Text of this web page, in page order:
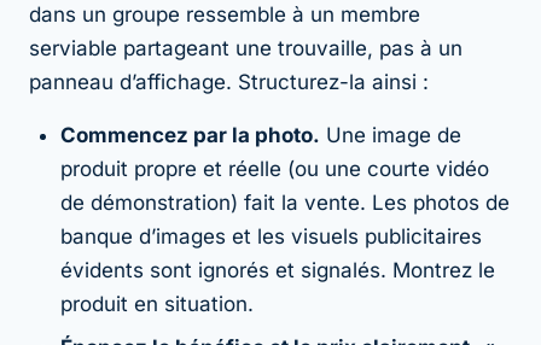
dans un groupe ressemble à un membre
serviable partageant une trouvaille, pas à un
panneau d’affichage. Structurez-la ainsi :
Commencez par la photo. Une image de
produit propre et réelle (ou une courte vidéo
de démonstration) fait la vente. Les photos de
banque d’images et les visuels publicitaires
évidents sont ignorés et signalés. Montrez le
produit en situation.